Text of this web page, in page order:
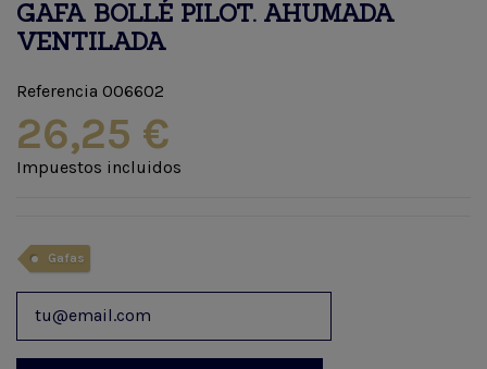
GAFA BOLLÉ PILOT. AHUMADA
VENTILADA
Referencia 006602
26,25 €
Impuestos incluidos
Gafas